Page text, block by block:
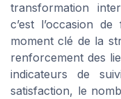
transformation
c’est l’occasion
moment clé de la
renforcement des
indicateurs de
satisfaction, le